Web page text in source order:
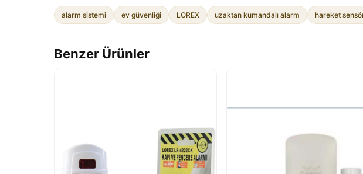
alarm sistemi ev güvenliği LOREX uzaktan kumandalı alarm hareket
Benzer Ürünler